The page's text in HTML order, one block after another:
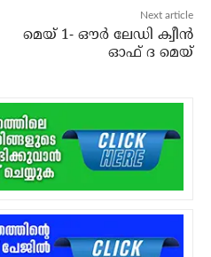
Next article
മെയ് 1- ഔര്‍ ലേഡി ക്വീന്‍
ഓഫ് ദ മെയ്